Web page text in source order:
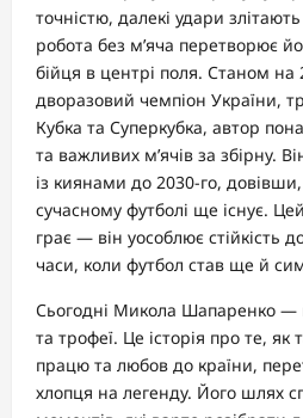
точністю, далекі удари
робота без м’яча перетворює
бійця в центрі поля. Станом
дворазовий чемпіон України,
Кубка та Суперкубка, автор
та важливих м’ячів за збірну.
із киянами до 2030-го,
сучасному футболі ще існує.
грає — він уособлює стійкість
часи, коли футбол став ще й
Сьогодні Микола Шапаренко —
та трофеї. Це історія про те,
працю та любов до країни,
хлопця на легенду. Його шлях